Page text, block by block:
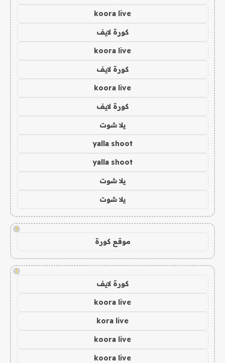
koora live
كورة لايف
koora live
كورة لايف
koora live
كورة لايف
يلا شوت
yalla shoot
yalla shoot
يلا شوت
يلا شوت
!
موقع كورة
!
كورة لايف
koora live
kora live
koora live
koora live